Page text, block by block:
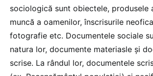
sociologică sunt obiectele, produsele
muncă a oamenilor, înscrisurile
fotografie etc. Documentele sociale
natura lor, documente materiasle și
scrise. La rândul lor, documentele